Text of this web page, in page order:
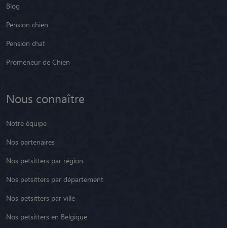
Blog
Pension chien
Pension chat
Promeneur de Chien
Nous connaître
Notre équipe
Nos partenaires
Nos petsitters par région
Nos petsitters par département
Nos petsitters par ville
Nos petsitters en Belgique